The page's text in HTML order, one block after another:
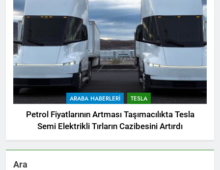
ARABA HABERLERI TESLA
Petrol Fiyatlarının Artması Taşımacılıkta Tesla
Semi Elektrikli Tırların Cazibesini Artırdı
Ara